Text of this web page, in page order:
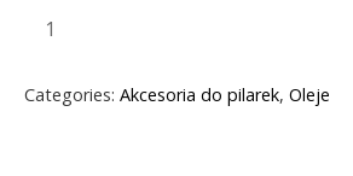
Categories: Akcesoria do pilarek, Oleje